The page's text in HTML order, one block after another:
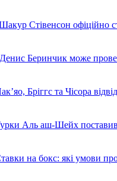
Стівенсон офіційно
Денис Беринчик може
Бріггс та Чісора
Аль аш-Шейх
на бокс: які умови